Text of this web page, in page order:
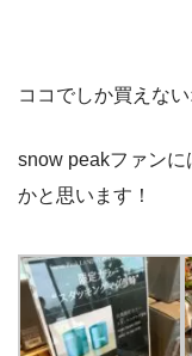
ココでしか買えな
snow peakファン
かと思います！